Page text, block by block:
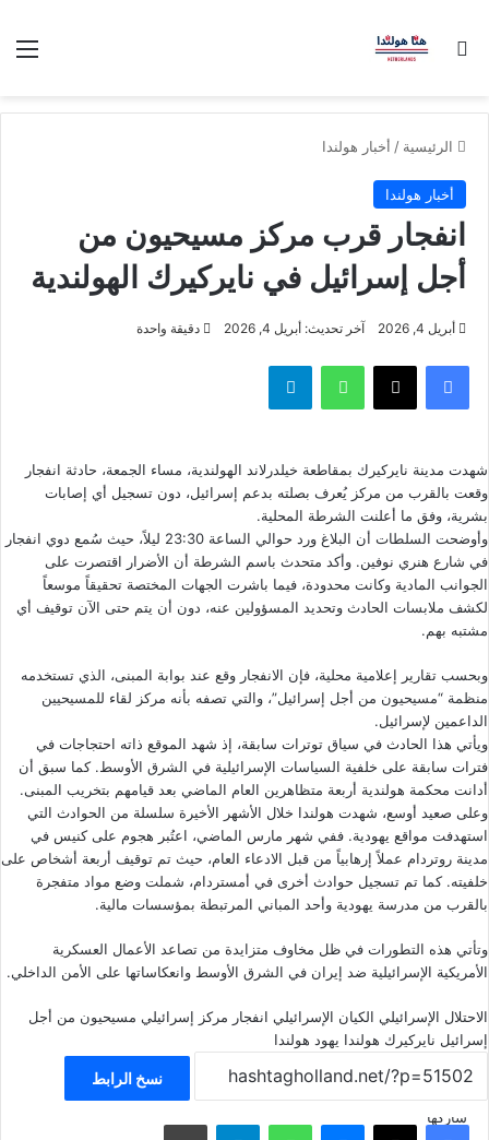
بحث عن
الرئيسية / أخبار هولندا
أخبار هولندا
انفجار قرب مركز مسيحيون من
أجل إسرائيل في نايركيرك الهولندية
أبريل 4, 2026 آخر تحديث: أبريل 4, 2026 دقيقة واحدة
فيسبوك ‫X واتساب تيلقرام
شهدت مدينة نايركيرك بمقاطعة خيلدرلاند الهولندية، مساء الجمعة، حادثة انفجار
وقعت بالقرب من مركز يُعرف بصلته بدعم إسرائيل، دون تسجيل أي إصابات
بشرية، وفق ما أعلنت الشرطة المحلية.
وأوضحت السلطات أن البلاغ ورد حوالي الساعة 23:30 ليلاً، حيث سُمع دوي انفجار
في شارع هنري نوفين. وأكد متحدث باسم الشرطة أن الأضرار اقتصرت على
الجوانب المادية وكانت محدودة، فيما باشرت الجهات المختصة تحقيقاً موسعاً
لكشف ملابسات الحادث وتحديد المسؤولين عنه، دون أن يتم حتى الآن توقيف أي
مشتبه بهم.
وبحسب تقارير إعلامية محلية، فإن الانفجار وقع عند بوابة المبنى، الذي تستخدمه
منظمة “مسيحيون من أجل إسرائيل”، والتي تصفه بأنه مركز لقاء للمسيحيين
الداعمين لإسرائيل.
ويأتي هذا الحادث في سياق توترات سابقة، إذ شهد الموقع ذاته احتجاجات في
فترات سابقة على خلفية السياسات الإسرائيلية في الشرق الأوسط. كما سبق أن
أدانت محكمة هولندية أربعة متظاهرين العام الماضي بعد قيامهم بتخريب المبنى.
وعلى صعيد أوسع، شهدت هولندا خلال الأشهر الأخيرة سلسلة من الحوادث التي
استهدفت مواقع يهودية. ففي شهر مارس الماضي، اعتُبر هجوم على كنيس في
مدينة روتردام عملاً إرهابياً من قبل الادعاء العام، حيث تم توقيف أربعة أشخاص على
خلفيته. كما تم تسجيل حوادث أخرى في أمستردام، شملت وضع مواد متفجرة
بالقرب من مدرسة يهودية وأحد المباني المرتبطة بمؤسسات مالية.
وتأتي هذه التطورات في ظل مخاوف متزايدة من تصاعد الأعمال العسكرية
الأمريكية الإسرائيلية ضد إيران في الشرق الأوسط وانعكاساتها على الأمن الداخلي.
الاحتلال الإسرائيلي الكيان الإسرائيلي انفجار مركز إسرائيلي مسيحيون من أجل
إسرائيل نايركيرك هولندا يهود هولندا
نسخ الرابط
شاركهافيسبوك ‫X ماسنجر واتساب تيلقرام مشاركة عبر البريد